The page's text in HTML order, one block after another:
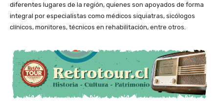
diferentes lugares de la región, quienes son apoyados de forma
integral por especialistas como médicos siquiatras, sicólogos
clínicos, monitores, técnicos en rehabilitación, entre otros.